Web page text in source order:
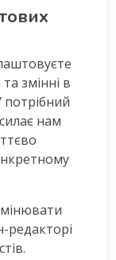
змінні в
потрібний
нам
редакторі